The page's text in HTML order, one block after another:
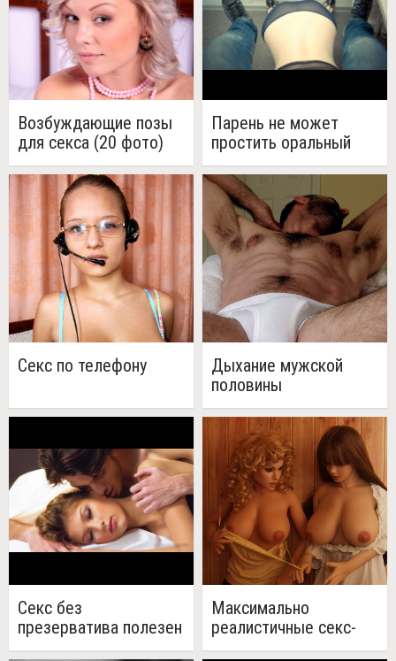
Возбуждающие позы
для секса (20 фото)
Парень не может
простить оральный
секс - помогите!
Секс по телефону
Дыхание мужской
половины
Секс без
презерватива полезен
для мозга
Максимально
реалистичные секс-
куклы (38 фото)